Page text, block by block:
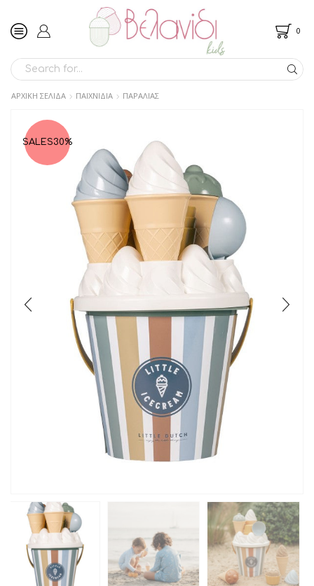
0
ΑΡΧΙΚΉ ΣΕΛΊΔΑ ΠΑΙΧΝΙΔΙΑ ΠΑΡΑΛΙΑΣ
SALES30%